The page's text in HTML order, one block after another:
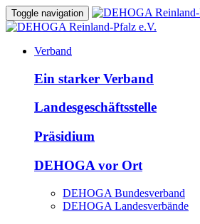
Toggle navigation
Verband
Ein starker Verband
Landesgeschäftsstelle
Präsidium
DEHOGA vor Ort
DEHOGA Bundesverband
DEHOGA Landesverbände